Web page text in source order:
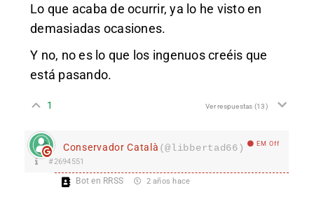
Lo que acaba de ocurrir, ya lo he visto en
demasiadas ocasiones.
Y no, no es lo que los ingenuos creéis que
está pasando.
1 Ver respuestas (13)
Conservador Català (@libbertad66) EM Off
#2694551
Bot en RRSS 2 años hace